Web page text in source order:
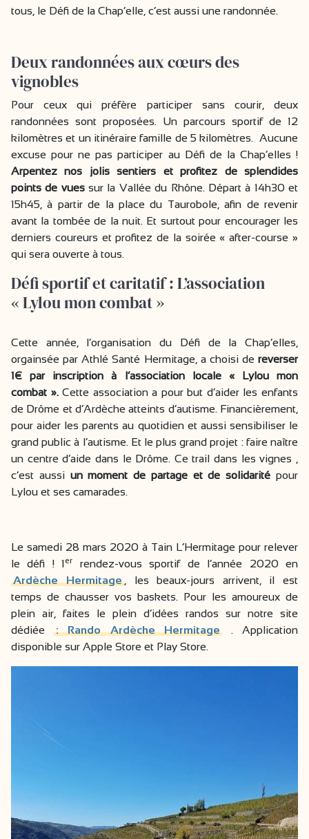
tous, le Défi de la Chap’elle, c’est aussi une randonnée.
Deux randonnées aux cœurs des
vignobles
Pour ceux qui préfère participer sans courir, deux
randonnées sont proposées. Un parcours sportif de 12
kilomètres et un itinéraire famille de 5 kilomètres. Aucune
excuse pour ne pas participer au Défi de la Chap’elles !
Arpentez nos jolis sentiers et profitez de splendides
points de vuessur la Vallée du Rhône. Départ à 14h30 et
15h45, à partir de la place du Taurobole, afin de revenir
avant la tombée de la nuit. Et surtout pour encourager les
derniers coureurs et profitez de la soirée « after-course »
qui sera ouverte à tous.
Défi sportif et caritatif : L’association
« Lylou mon combat »
Cette année, l’organisation du Défi de la Chap’elles,
orgainsée par Athlé Santé Hermitage, a choisi de reverser
1€ par inscription à l’association locale « Lylou mon
combat ».Cette association a pour but d’aider les enfants
de Drôme et d’Ardèche atteints d’autisme. Financièrement,
pour aider les parents au quotidien et aussi sensibiliser le
grand public à l’autisme. Et le plus grand projet : faire naître
un centre d’aide dans le Drôme. Ce trail dans les vignes ,
c’est aussi un moment de partage et de solidarité pour
Lylou et ses camarades.
Le samedi 28 mars 2020 à Tain L’Hermitage pour relever
le défi ! 1er
rendez-vous sportif de l’année 2020 en
Ardèche Hermitage, les beaux-jours arrivent, il est
temps de chausser vos baskets. Pour les amoureux de
plein air, faites le plein d’idées randos sur notre site
dédiée: Rando Ardèche Hermitage. Application
disponible sur Apple Store et Play Store.